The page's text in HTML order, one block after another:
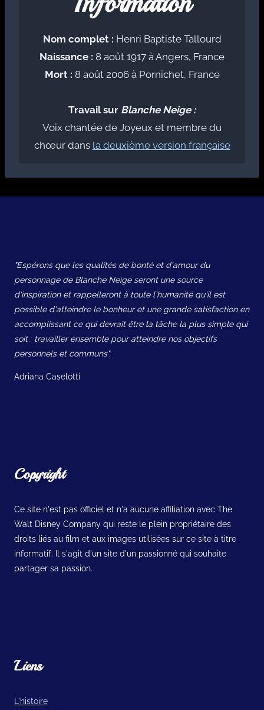
Nom complet : Henri Baptiste Tallourd
Naissance : 8 août 1917 à Angers, France
Mort : 8 août 2006 à Pornichet, France
Travail sur Blanche Neige :
Voix chantée de Joyeux et membre du
chœur dans la deuxième version française
"Espérons que les qualités de bonté et d'amour du
personnage de Blanche Neige seront une source
d'inspiration et rappelleront à toute l'humanité qu'il est
possible d'atteindre le bonheur et une grande satisfaction en
accomplissant ce qui devrait être la tâche la plus simple qui
soit : travailler ensemble pour atteindre nos objectifs
personnels et communs".
Adriana Caselotti
Copyright
Ce site n'est pas officiel et n'a aucune affiliation avec The
Walt Disney Company qui reste le plein propriétaire des
droits liés au film et aux images utilisées sur ce site à titre
informatif. Il s'agit d'un site d'un passionné qui souhaite
partager sa passion.
Liens
L'histoire